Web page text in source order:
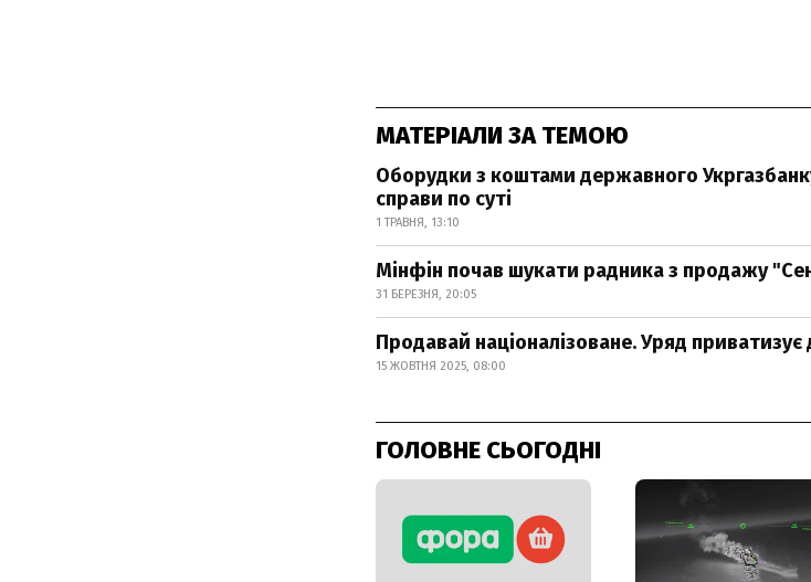
МАТЕРІАЛИ ЗА ТЕМОЮ
Оборудки з коштами державного
справи по суті
1 ТРАВНЯ, 13:10
Мінфін почав шукати радника з продажу
31 БЕРЕЗНЯ, 20:05
Продавай націоналізоване. Уряд
15 ЖОВТНЯ 2025, 08:00
ГОЛОВНЕ СЬОГОДНІ